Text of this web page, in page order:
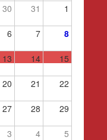
30 31 1
6 7 8
13 14 15
20 21 22
27 28 29
3 4 5